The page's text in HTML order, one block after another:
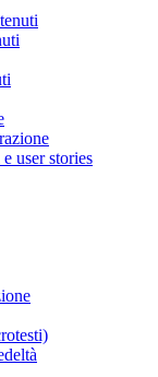
user stories